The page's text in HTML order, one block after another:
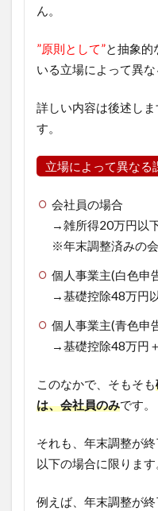
ん。
”原則として”と抽象的
いる立場によって異な
詳しい内容は後述し
す。
立場によって異なる
会社員の場合
→雑所得20万円以
※年末調整済みの
個人事業主(白色申
→基礎控除48万円
個人事業主(青色申
→基礎控除48万円
このなかで、そもそも
は、会社員のみです。
それも、年末調整が
以下の場合に限ります
例えば、年末調整が